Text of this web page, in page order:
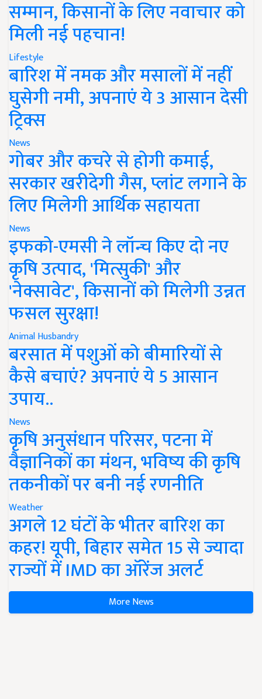
सम्मान, किसानों के लिए नवाचार को
मिली नई पहचान!
Lifestyle
बारिश में नमक और मसालों में नहीं
घुसेगी नमी, अपनाएं ये 3 आसान देसी
ट्रिक्स
News
गोबर और कचरे से होगी कमाई,
सरकार खरीदेगी गैस, प्लांट लगाने के
लिए मिलेगी आर्थिक सहायता
News
इफको-एमसी ने लॉन्च किए दो नए
कृषि उत्पाद, 'मित्सुकी' और
'नेक्सावेट', किसानों को मिलेगी उन्नत
फसल सुरक्षा!
Animal Husbandry
बरसात में पशुओं को बीमारियों से
कैसे बचाएं? अपनाएं ये 5 आसान
उपाय..
News
कृषि अनुसंधान परिसर, पटना में
वैज्ञानिकों का मंथन, भविष्य की कृषि
तकनीकों पर बनी नई रणनीति
Weather
अगले 12 घंटों के भीतर बारिश का
कहर! यूपी, बिहार समेत 15 से ज्यादा
राज्यों में IMD का ऑरेंज अलर्ट
More News